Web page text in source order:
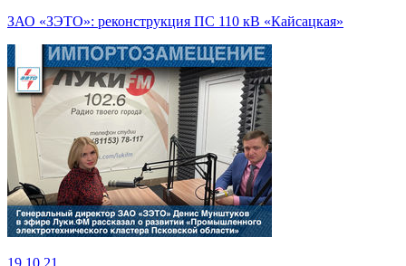
ЗАО «ЗЭТО»: реконструкция ПС 110 кВ «Кайсацкая»